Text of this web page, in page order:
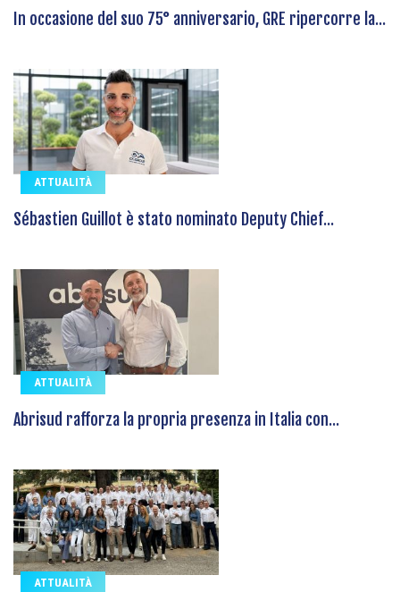
In occasione del suo 75° anniversario, GRE ripercorre la...
ATTUALITÀ
Sébastien Guillot è stato nominato Deputy Chief...
ATTUALITÀ
Abrisud rafforza la propria presenza in Italia con...
ATTUALITÀ